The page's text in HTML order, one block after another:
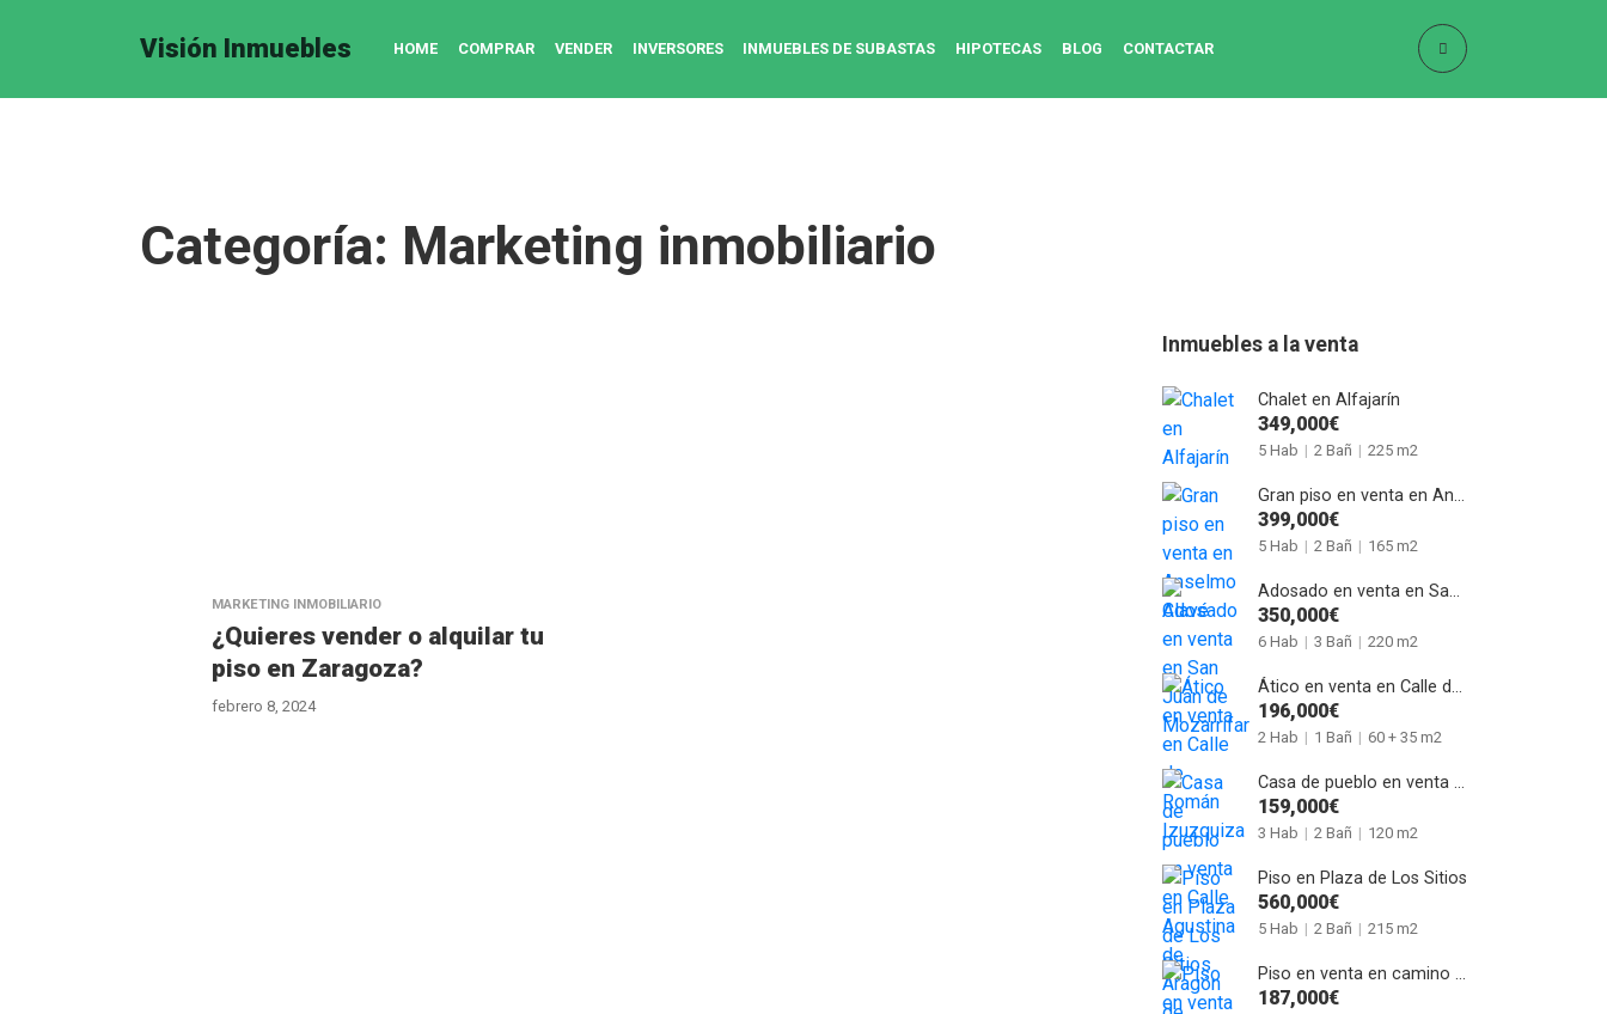
Visión Inmuebles HOME COMPRAR VENDER INVERSORES INMUEBLES DE SUBASTAS HIPOTECAS BLOG CONTACTAR
Categoría: Marketing inmobiliario
MARKETING INMOBILIARIO
¿Quieres vender o alquilar tu
piso en Zaragoza?
febrero 8, 2024
Inmuebles a la venta
Chalet en Alfajarín
349,000€
5 Hab | 2 Bañ | 225 m2
Gran piso en venta en Anselmo Clavé
399,000€
5 Hab | 2 Bañ | 165 m2
Adosado en venta en San Juan de Mozarrifar
350,000€
6 Hab | 3 Bañ | 220 m2
Ático en venta en Calle de Román Izuzquiza
196,000€
2 Hab | 1 Bañ | 60 + 35 m2
Casa de pueblo en venta en Calle Agustina de Aragón de Alagón
159,000€
3 Hab | 2 Bañ | 120 m2
Piso en Plaza de Los Sitios
560,000€
5 Hab | 2 Bañ | 215 m2
Piso en venta en camino del Pilón
187,000€